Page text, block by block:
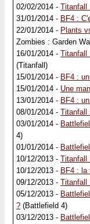
02/02/2014 - Titanfall
31/01/2014 - BF4 :
22/01/2014 - Plants
Zombies : Garden
16/01/2014 - Titanfall
(Titanfall)
15/01/2014 - BF4 :
15/01/2014 - Une
13/01/2014 - BF4 :
08/01/2014 - Titanfall
03/01/2014 -
4)
01/01/2014 -
10/12/2013 - Titanfall
10/12/2013 - BF4 : la
09/12/2013 - Titanfall
05/12/2013 -
? (Battlefield 4)
03/12/2013 -